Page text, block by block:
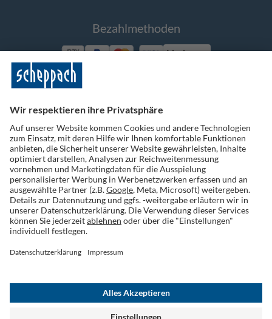
Bezahlmethoden
Vorkasse
Folge uns auf Social Media
Widerruf einreichen